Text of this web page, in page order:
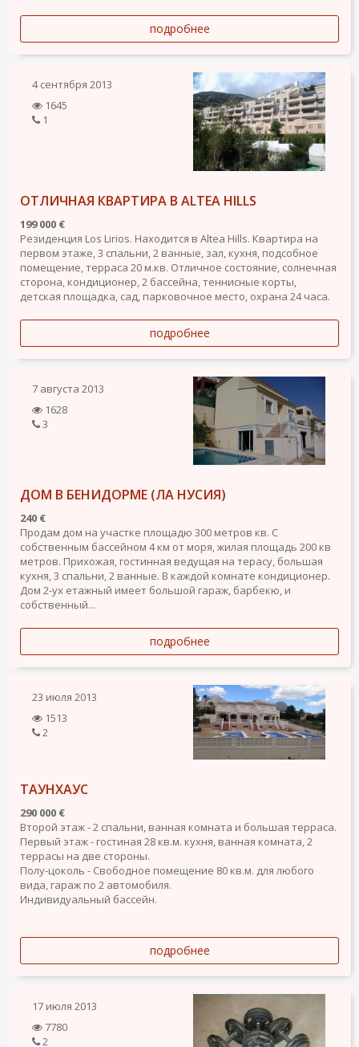
подробнее
4 сентября 2013
1645
1
ОТЛИЧНАЯ КВАРТИРА В ALTEA HILLS
199 000 €
Резиденция Los Lirios. Находится в Altea Hills. Квартира на
первом этаже, 3 спальни, 2 ванные, зал, кухня, подсобное
помещение, терраса 20 м.кв. Отличное состояние, солнечная
сторона, кондиционер, 2 бассейна, теннисные корты,
детская площадка, сад, парковочное место, охрана 24 часа.
подробнее
7 августа 2013
1628
3
ДОМ В БЕНИДОРМЕ (ЛА НУСИЯ)
240 €
Продам дом на участке площадю 300 метров кв. С
собственным бассейном 4 км от моря, жилая площадь 200 кв
метров. Прихожая, гостинная ведущая на терасу, большая
кухня, 3 спальни, 2 ванные. В каждой комнате кондиционер.
Дом 2-ух етажный имеет большой гараж, барбекю, и
собственный...
подробнее
23 июля 2013
1513
2
ТАУНХАУС
290 000 €
Второй этаж - 2 спальни, ванная комната и большая терраса.
Первый этаж - гостиная 28 кв.м. кухня, ванная комната, 2
террасы на две стороны.
Полу-цоколь - Свободное помещение 80 кв.м. для любого
вида, гараж по 2 автомобиля.
Индивидуальный бассейн.
подробнее
17 июля 2013
7780
2